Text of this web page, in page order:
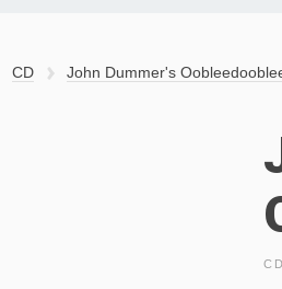
CD John Dummer's